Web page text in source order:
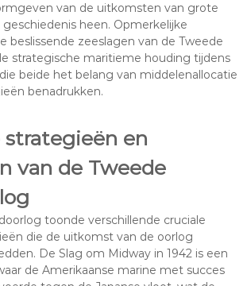
van de uitkomsten van grote
heen. Opmerkelijke
beslissende zeeslagen van de Tweede
strategische maritieme houding tijdens
beide het belang van middelenallocatie
benadrukken.
en
van de Tweede
toonde verschillende cruciale
die de uitkomst van de oorlog
De Slag om Midway in 1942 is een
de Amerikaanse marine met succes